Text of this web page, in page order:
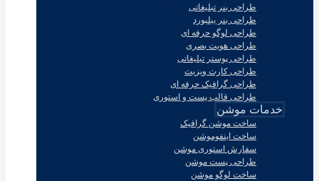
طراحی بنر تبلیغاتی
طراحی بنر بیلبورد
طراحی لوگو حرفه ای
طراحی هویت بصری
طراحی پوستر تبلیغاتی
طراحی کارت ویزیت
طراحی گرافیک حرفه ای
طراحی قالب پست و استوری
خدمات موشن
ساخت موشن گرافیک
ساخت اینفوموشن
سفارش استوری موشن
طراحی پست موشن
ساخت لوگو موشن